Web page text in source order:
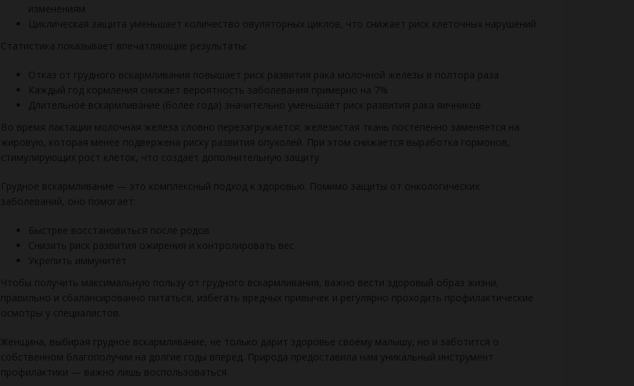
изменениям
Циклическая защита уменьшает количество овуляторных циклов, что снижает риск клеточных нарушений
Статистика показывает впечатляющие результаты:
Отказ от грудного вскармливания повышает риск развития рака молочной железы в полтора раза
Каждый год кормления снижает вероятность заболевания примерно на 7%
Длительное вскармливание (более года) значительно уменьшает риск развития рака яичников
Во время лактации молочная железа словно перезагружается: железистая ткань постепенно заменяется на
жировую, которая менее подвержена риску развития опухолей. При этом снижается выработка гормонов,
стимулирующих рост клеток, что создаёт дополнительную защиту.
Грудное вскармливание — это комплексный подход к здоровью. Помимо защиты от онкологических
заболеваний, оно помогает:
Быстрее восстановиться после родов
Снизить риск развития ожирения и контролировать вес
Укрепить иммунитет
Чтобы получить максимальную пользу от грудного вскармливания, важно вести здоровый образ жизни,
правильно и сбалансированно питаться, избегать вредных привычек и регулярно проходить профилактические
осмотры у специалистов.
Женщина, выбирая грудное вскармливание, не только дарит здоровье своему малышу, но и заботится о
собственном благополучии на долгие годы вперёд. Природа предоставила нам уникальный инструмент
профилактики — важно лишь воспользоваться.